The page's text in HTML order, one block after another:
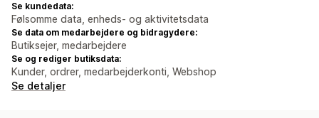
Se kundedata:
Følsomme data, enheds- og aktivitetsdata
Se data om medarbejdere og bidragydere:
Butiksejer, medarbejdere
Se og rediger butiksdata:
Kunder, ordrer, medarbejderkonti, Webshop
Se detaljer